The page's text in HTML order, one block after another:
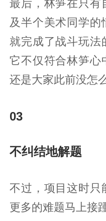
最后，林笋在只有
及半个美术同学的
就完成了战斗玩法
它不仅符合林笋心
还是大家此前没怎
03
不纠结地解题
不过，项目这时只
更多的难题马上接